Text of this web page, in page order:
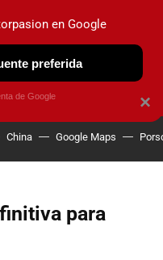
OBSERVATORIO
China Google Maps
para
×
en Google
preferida
de Google